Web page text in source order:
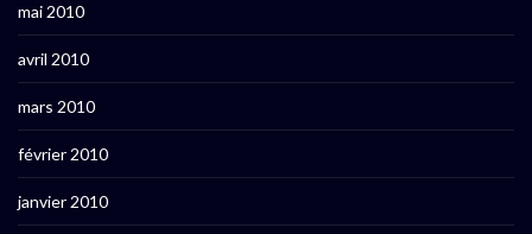
mai 2010
avril 2010
mars 2010
février 2010
janvier 2010